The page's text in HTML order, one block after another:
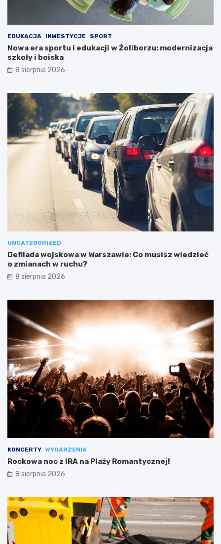
EDUKACJA INWESTYCJE SPORT
Nowa era sportu i edukacji w Żoliborzu: modernizacja
szkoły i boiska
8 sierpnia 2026
UNCATEGORIZED
Defilada wojskowa w Warszawie: Co musisz wiedzieć
o zmianach w ruchu?
8 sierpnia 2026
KONCERTY WYDARZENIA
Rockowa noc z IRA na Plaży Romantycznej!
8 sierpnia 2026